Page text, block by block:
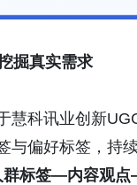
掘真实需求
慧科讯业创新
与偏好标签，持
标签—内容观